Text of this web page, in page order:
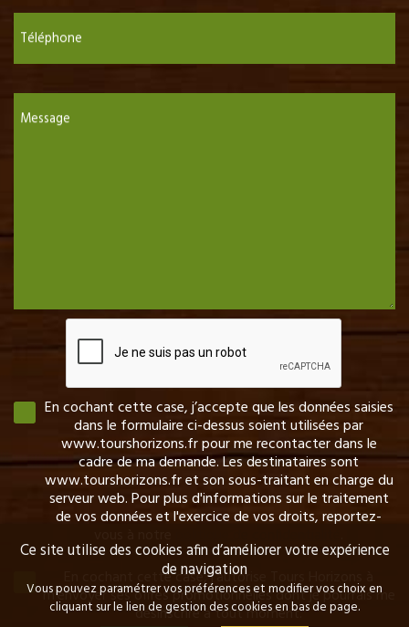
Téléphone
Message
En cochant cette case, j’accepte que les données saisies
dans le formulaire ci-dessus soient utilisées par
www.tourshorizons.fr pour me recontacter dans le
cadre de ma demande. Les destinataires sont
www.tourshorizons.fr et son sous-traitant en charge du
serveur web. Pour plus d'informations sur le traitement
de vos données et l'exercice de vos droits, reportez-
En cochant cette case, j’autorise Tours Horizons à
m’envoyer ses offres promotionnelles dont je pourrais me
désinscrire à tout moment.
Ce site utilise des cookies afin d’améliorer votre expérience
de navigation
Vous pouvez paramétrer vos préférences et modifier vos choix en
cliquant sur le lien de gestion des cookies en bas de page.